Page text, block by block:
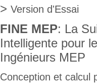
> Version d'Essai
FINE MEP: La
Intelligente pour
Ingénieurs MEP
Conception et calcul